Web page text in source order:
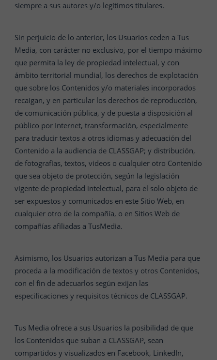
siempre a sus autores y/o legítimos titulares.
Sin perjuicio de lo anterior, los Usuarios ceden a Tus
Media, con carácter no exclusivo, por el tiempo máximo
que permita la ley de propiedad intelectual, y con
ámbito territorial mundial, los derechos de explotación
que sobre los Contenidos y/o materiales incorporados
recaigan, y en particular los derechos de reproducción,
de comunicación pública, y de puesta a disposición al
público por Internet, transformación, especialmente
para traducir textos a otros idiomas y adecuación del
Contenido a la audiencia de CLASSGAP; y distribución,
de fotografías, textos, videos o cualquier otro Contenido
que sea objeto de protección, según la legislación
vigente de propiedad intelectual, para el solo objeto de
ser expuestos y comunicados en este Sitio Web, en
cualquier otro de la compañía, o en Sitios Web de
compañías afiliadas a TusMedia.
Asimismo, los Usuarios autorizan a Tus Media para que
proceda a la modificación de textos y otros Contenidos,
con el fin de adecuarlos según exijan las
especificaciones y requisitos técnicos de CLASSGAP.
Tus Media ofrece a sus Usuarios la posibilidad de que
los Contenidos que suban a CLASSGAP, sean
compartidos y visualizados en Facebook, LinkedIn,